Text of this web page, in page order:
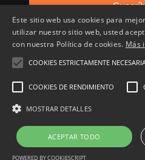
Inicio Compartir chollo
Este sitio web usa cookies para
utilizar nuestro sitio web, usted
con nuestra Política de cookies. Más
COOKIES ESTRICTAMENTE
COOKIES DE RENDIMIENTO
MOSTRAR DETALLES
ACEPTAR TODO
POWERED BY COOKIESCRIPT